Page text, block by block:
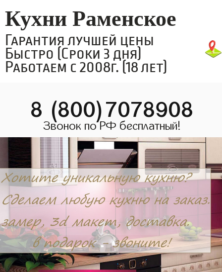
Кухни Раменское
Гарантия лучшей цены
Быстро (Сроки 3 дня)
Работаем с 2008г. (18 лет)
8 (800)7078908
Звонок по РФ бесплатный!